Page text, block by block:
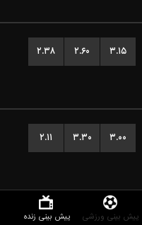
۲.۳۸ ۲.۶۰ ۳.۱۵
۲.۱۱ ۳.۳۰ ۳.۰۰
پیش بینی ورزشی پیش بینی زنده